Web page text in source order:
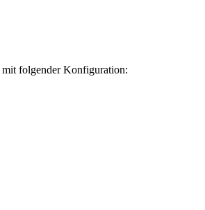
mit folgender Konfiguration: